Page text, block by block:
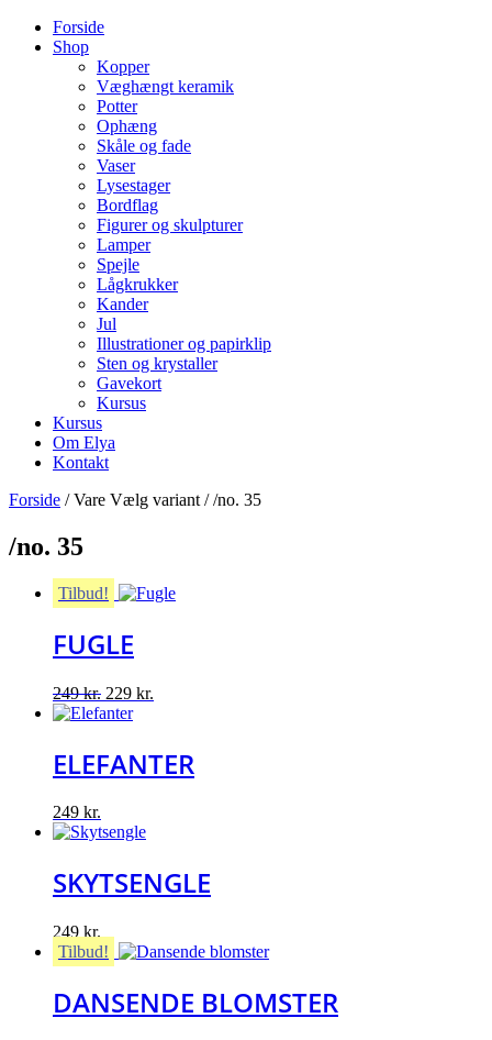
Forside
Shop
Kopper
Væghængt keramik
Potter
Ophæng
Skåle og fade
Vaser
Lysestager
Bordflag
Figurer og skulpturer
Lamper
Spejle
Lågkrukker
Kander
Jul
Illustrationer og papirklip
Sten og krystaller
Gavekort
Kursus
Kursus
Om Elya
Kontakt
Forside / Vare Vælg variant / /no. 35
/no. 35
Tilbud!
FUGLE
249kr. Original
price
249 kr..
229 kr.
229 kr..
ELEFANTER
249 kr.
SKYTSENGLE
249 kr.
Tilbud!
DANSENDE BLOMSTER